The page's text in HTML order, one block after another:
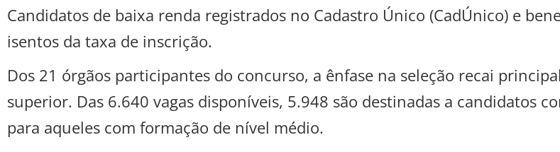
Candidatos de baixa renda registrados no Cadastro Único (CadÚnico) e
isentos da taxa de inscrição.
Dos 21 órgãos participantes do concurso, a ênfase na seleção recai
superior. Das 6.640 vagas disponíveis, 5.948 são destinadas a candidatos
para aqueles com formação de nível médio.